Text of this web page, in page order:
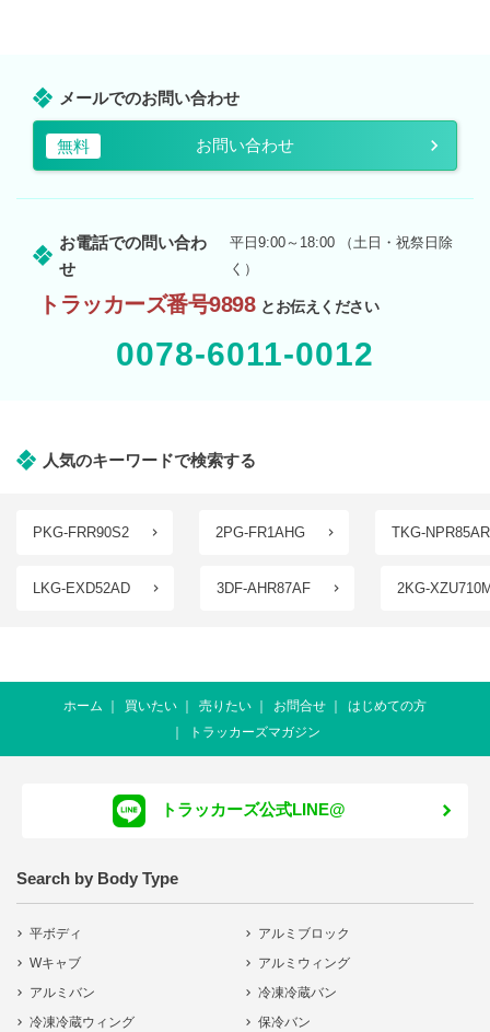
メールでのお問い合わせ
無料 お問い合わせ
お電話での問い合わ
せ
平日9:00～18:00 （土日・祝祭日除
く）
トラッカーズ番号9898 とお伝えください
0078-6011-0012
人気のキーワードで検索する
PKG-FRR90S2 2PG-FR1AHG TKG-NPR85AR
LKG-EXD52AD 3DF-AHR87AF 2KG-
ホーム 買いたい 売りたい お問合せ
はじめての方
トラッカーズマガジン
トラッカーズ公式LINE@
Search by Body Type
平ボディ
アルミブロック
Wキャブ
アルミウィング
アルミバン
冷凍冷蔵バン
冷凍冷蔵ウィング
保冷バン